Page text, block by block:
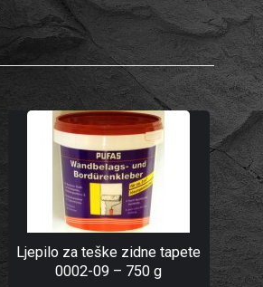
Ljepilo za teške zidne tapete
0002-09 – 750 g